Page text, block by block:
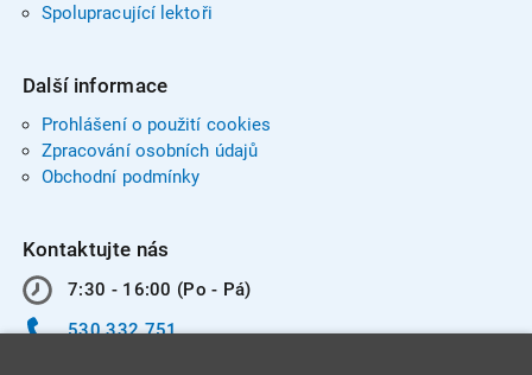
Spolupracující lektoři
Další informace
Prohlášení o použití cookies
Zpracování osobních údajů
Obchodní podmínky
Kontaktujte nás
7:30 - 16:00 (Po - Pá)
530 332 751